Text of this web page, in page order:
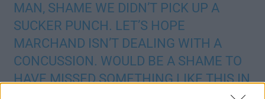
MAN, SHAME WE DIDN’T PICK UP A
SUCKER PUNCH. LET’S HOPE
MARCHAND ISN’T DEALING WITH A
CONCUSSION. WOULD BE A SHAME TO
HAVE MISSED SOMETHING LIKE THIS IN